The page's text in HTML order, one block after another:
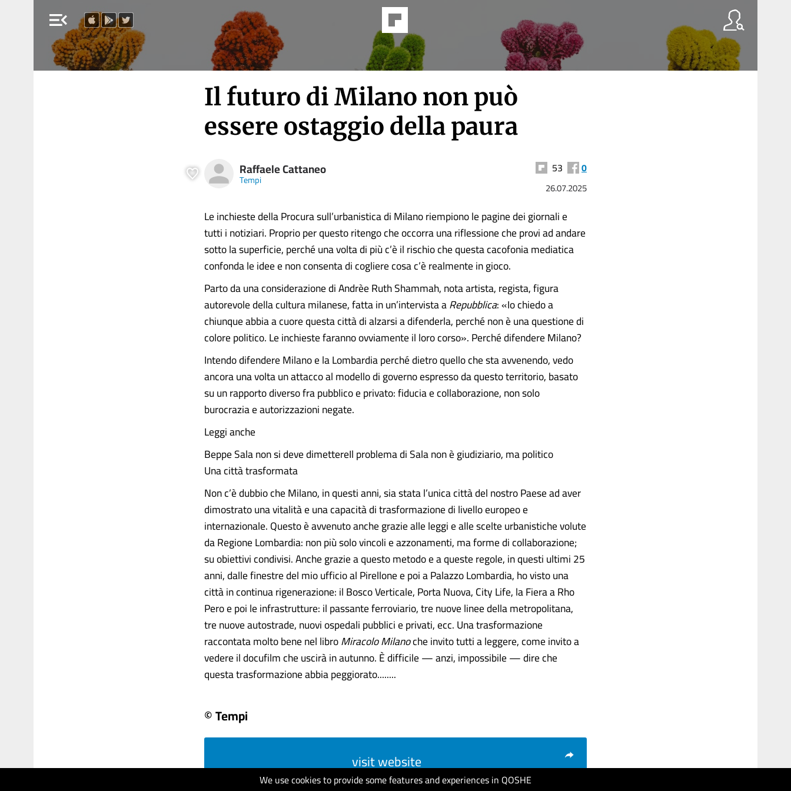
menu_open
We use cookies to provide some features and experiences in QOSHE
Il futuro di Milano non può
essere ostaggio della paura
Raffaele Cattaneo
Tempi
53 0
26.07.2025
Le inchieste della Procura sull’urbanistica di Milano riempiono le pagine dei giornali e
tutti i notiziari. Proprio per questo ritengo che occorra una riflessione che provi ad andare
sotto la superficie, perché una volta di più c’è il rischio che questa cacofonia mediatica
confonda le idee e non consenta di cogliere cosa c’è realmente in gioco.
Parto da una considerazione di Andrèe Ruth Shammah, nota artista, regista, figura
autorevole della cultura milanese, fatta in un’intervista aRepubblica: «Io chiedo a
chiunque abbia a cuore questa città di alzarsi a difenderla, perché non è una questione di
colore politico. Le inchieste faranno ovviamente il loro corso». Perché difendere Milano?
Intendo difendere Milano e la Lombardia perché dietro quello che sta avvenendo, vedo
ancora una volta un attacco al modello di governo espresso da questo territorio, basato
su un rapporto diverso fra pubblico e privato: fiducia e collaborazione, non solo
burocrazia e autorizzazioni negate.
Leggi anche
Beppe Sala non si deve dimettereIl problema di Sala non è giudiziario, ma politico
Una città trasformata
Non c’è dubbio che Milano, in questi anni, sia stata l’unica città del nostro Paese ad aver
dimostrato una vitalità e una capacità di trasformazione di livello europeo e
internazionale. Questo è avvenuto anche grazie alle leggi e alle scelte urbanistiche volute
da Regione Lombardia: non più solo vincoli e azzonamenti, ma forme di collaborazione;
su obiettivi condivisi. Anche grazie a questo metodo e a queste regole, in questi ultimi 25
anni, dalle finestre del mio ufficio al Pirellone e poi a Palazzo Lombardia, ho visto una
città in continua rigenerazione: il Bosco Verticale, Porta Nuova, City Life, la Fiera a Rho
Pero e poi le infrastrutture: il passante ferroviario, tre nuove linee della metropolitana,
tre nuove autostrade, nuovi ospedali pubblici e privati, ecc. Una trasformazione
raccontata molto bene nel libroMiracolo Milanoche invito tutti a leggere, come invito a
vedere il docufilm che uscirà in autunno. È difficile — anzi, impossibile — dire che
questa trasformazione abbia peggiorato........
© Tempi
visit website